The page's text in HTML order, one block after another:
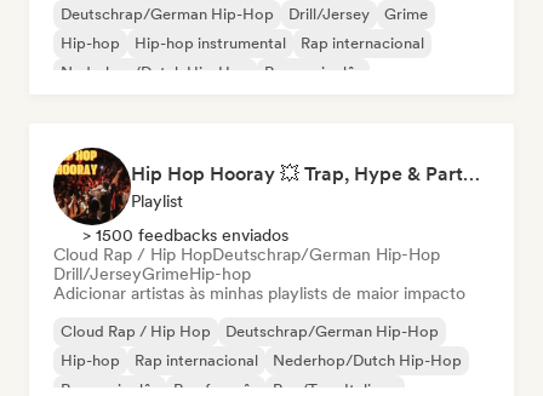
Deutschrap/German Hip-Hop Drill/Jersey
Grime
Hip-hop
Hip-hop instrumental
Rap internacional
Nederhop/Dutch Hip-Hop
Rap em inglês
Hip Hop Hooray 💥 Trap, Hype & Party Rap Bangers
Playlist
> 1500 feedbacks enviados
Cloud Rap / Hip HopDeutschrap/German Hip-Hop
Drill/JerseyGrimeHip-hop
Adicionar artistas às minhas playlists de maior impacto
Cloud Rap / Hip Hop
Deutschrap/German Hip-Hop
Hip-hop
Rap internacional
Nederhop/Dutch Hip-Hop
Rap em inglês
Rap francês Rap/Trap Italiano